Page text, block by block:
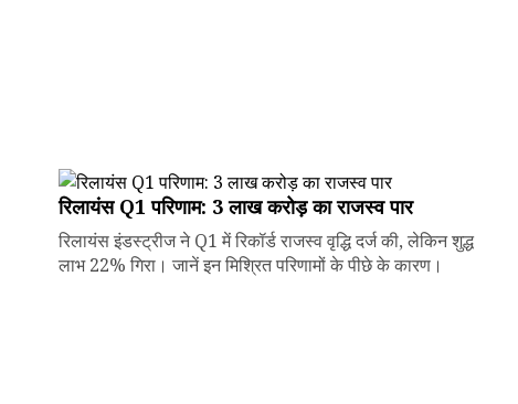
रिलायंस Q1 परिणाम: ₹3 लाख करोड़ का राजस्व पार
रिलायंस इंडस्ट्रीज ने Q1 में रिकॉर्ड राजस्व वृद्धि दर्ज की, लेकिन शुद्ध
लाभ 22% गिरा। जानें इन मिश्रित परिणामों के पीछे के कारण।